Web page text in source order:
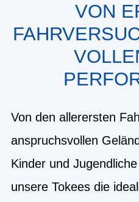
VON
Von den allerersten
anspruchsvollen
Kinder und
unsere Tokees die